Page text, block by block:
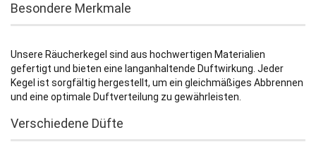
Besondere Merkmale
Unsere Räucherkegel sind aus hochwertigen Materialien
gefertigt und bieten eine langanhaltende Duftwirkung. Jeder
Kegel ist sorgfältig hergestellt, um ein gleichmäßiges Abbrennen
und eine optimale Duftverteilung zu gewährleisten.
Verschiedene Düfte